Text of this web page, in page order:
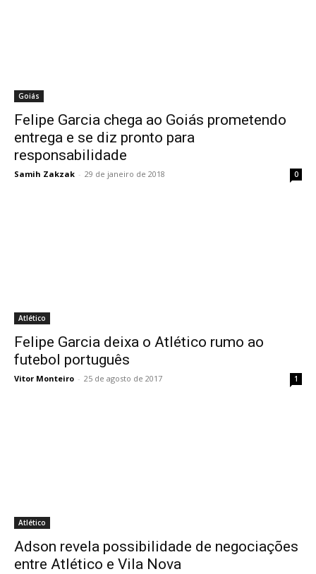
Goiás
Felipe Garcia chega ao Goiás prometendo
entrega e se diz pronto para
responsabilidade
Samih Zakzak - 29 de janeiro de 2018 0
Atlético
Felipe Garcia deixa o Atlético rumo ao
futebol português
Vitor Monteiro - 25 de agosto de 2017 1
Atlético
Adson revela possibilidade de negociações
entre Atlético e Vila Nova